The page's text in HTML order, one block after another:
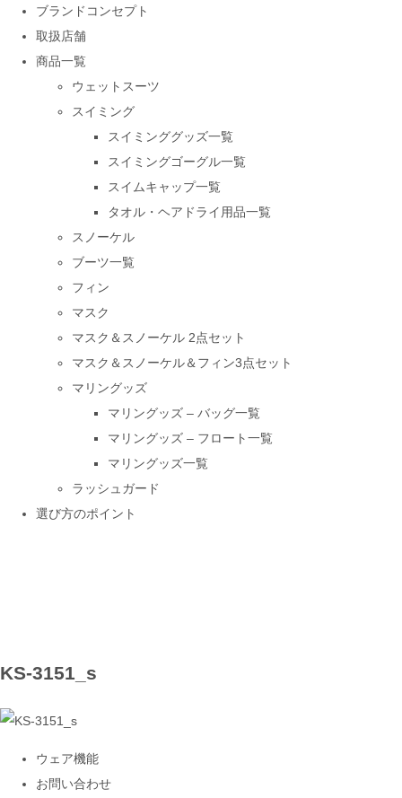
ブランドコンセプト
取扱店舗
商品一覧
ウェットスーツ
スイミング
スイミンググッズ一覧
スイミングゴーグル一覧
スイムキャップ一覧
タオル・ヘアドライ用品一覧
スノーケル
ブーツ一覧
フィン
マスク
マスク＆スノーケル 2点セット
マスク＆スノーケル＆フィン3点セット
マリングッズ
マリングッズ – バッグ一覧
マリングッズ – フロート一覧
マリングッズ一覧
ラッシュガード
選び方のポイント
KS-3151_s
ウェア機能
お問い合わせ